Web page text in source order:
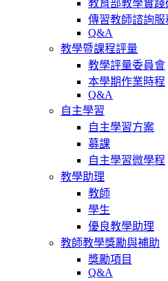
教育部教學實
傳習教師諮詢服
Q&A
教學暨課程評量
教學評量委員會
本學期作業時程
Q&A
自主學習
自主學習方案
募課
自主學習微學程
教學助理
教師
學生
優良教學助理
教師教學獎勵與補助
獎勵項目
Q&A